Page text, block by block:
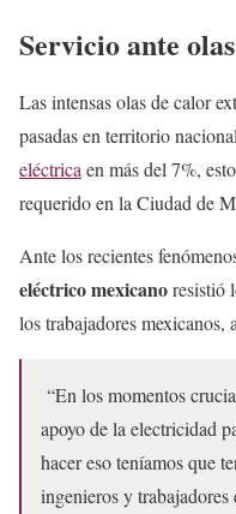
Servicio ante
Las intensas olas de calor
pasadas en territorio
eléctrica en más del 7%,
requerido en la Ciudad de
Ante los recientes
eléctrico mexicanoresistió
los trabajadores
“En los momentos
apoyo de la electricidad
hacer eso teníamos que
ingenieros y